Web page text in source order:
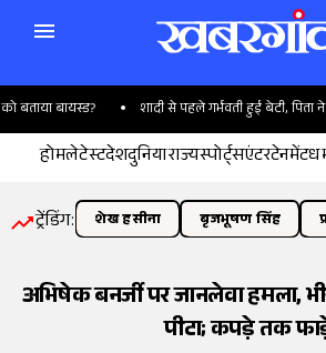
बायस्ड? शादी से पहले गर्भवती हुई बेटी, पिता ने
होमलेटेस्टदेशदुनियाराज्यस्पोर्ट्सएंटरटेनमेंट
ट्रेंडिंग: शेख हसीना बृजभूषण सिंह
अभिषेक बनर्जी पर जानलेवा हमला,
पीटा; कपड़े तक